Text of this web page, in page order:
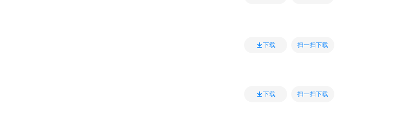
下载 扫一扫下载
下载 扫一扫下载